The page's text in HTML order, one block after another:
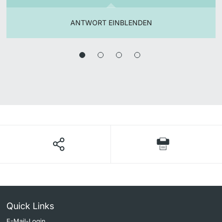
ANTWORT EINBLENDEN
Quick Links